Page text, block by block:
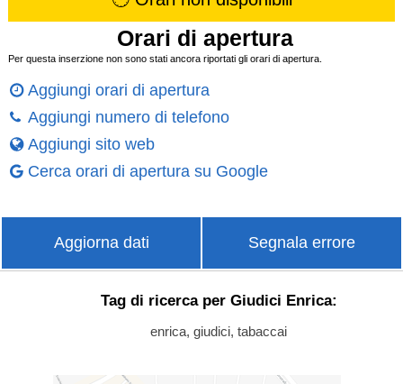
Orari di apertura
Per questa inserzione non sono stati ancora riportati gli orari di apertura.
Aggiungi orari di apertura
Aggiungi numero di telefono
Aggiungi sito web
Cerca orari di apertura su Google
Aggiorna dati Segnala errore
Tag di ricerca per Giudici Enrica:
enrica, giudici, tabaccai